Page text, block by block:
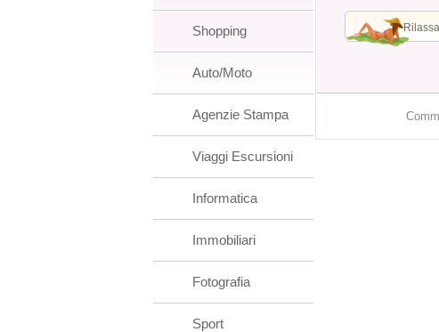
Shopping
Auto/Moto
Agenzie Stampa
Viaggi Escursioni
Informatica
Immobiliari
Fotografia
Sport